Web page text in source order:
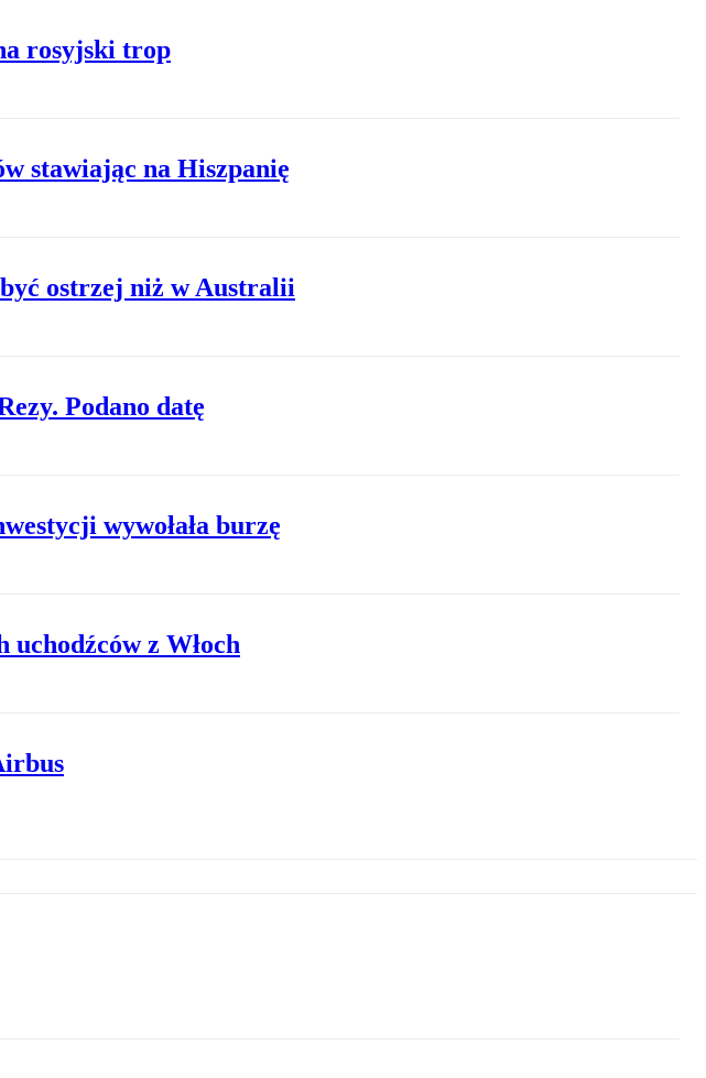
rosyjski trop
stawiając na Hiszpanię
ostrzej niż w Australii
Podano datę
wywołała burzę
z Włoch